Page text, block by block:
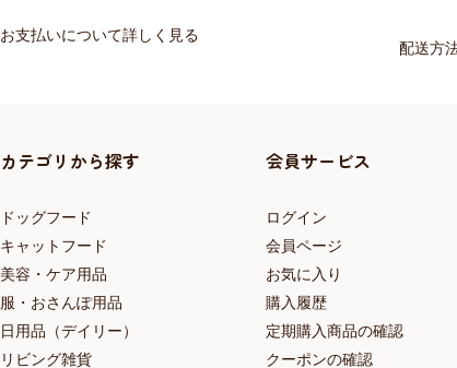
お支払いについて詳しく見る
配送方
カテゴリから探す
ドッグフード
キャットフード
美容・ケア用品
服・おさんぽ用品
日用品（デイリー）
リビング雑貨
会員サービス
ログイン
会員ページ
お気に入り
購入履歴
定期購入商品の確認
クーポンの確認